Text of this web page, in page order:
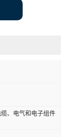
、电气和电子组件